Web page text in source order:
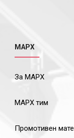
МАРХ
За МАРХ
МАРХ тим
Промотивен